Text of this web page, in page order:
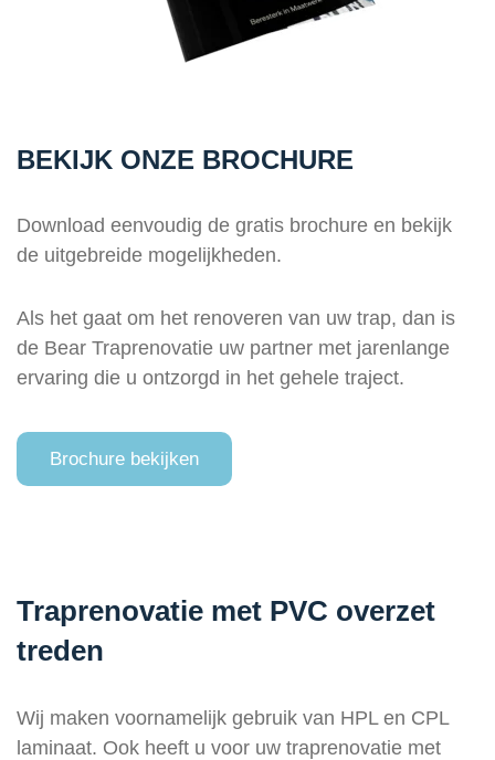
BEKIJK ONZE BROCHURE
Download eenvoudig de gratis brochure en bekijk
de uitgebreide mogelijkheden.
Als het gaat om het renoveren van uw trap, dan is
de Bear Traprenovatie uw partner met jarenlange
ervaring die u ontzorgd in het gehele traject.
Brochure bekijken
Traprenovatie met PVC overzet
treden
Wij maken voornamelijk gebruik van HPL en CPL
laminaat. Ook heeft u voor uw traprenovatie met